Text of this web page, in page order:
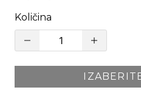
Količina